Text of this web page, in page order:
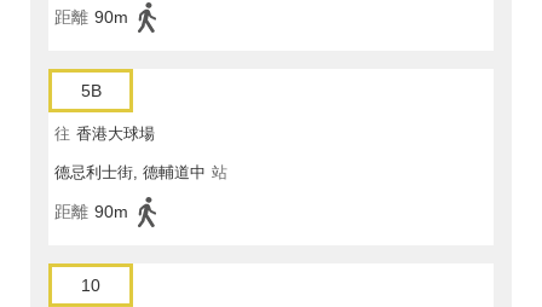
距離 90m
5B
往 香港大球場
德忌利士街, 德輔道中 站
距離 90m
10